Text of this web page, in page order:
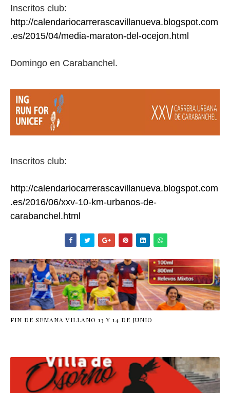
Inscritos club:
http://calendariocarrerascavillanueva.blogspot.com
.es/2015/04/media-maraton-del-ocejon.html
Domingo en Carabanchel.
Inscritos club:
http://calendariocarrerascavillanueva.blogspot.com
.es/2016/06/xxv-10-km-urbanos-de-
carabanchel.html
FIN DE SEMANA VILLANO 13 Y 14 DE JUNIO